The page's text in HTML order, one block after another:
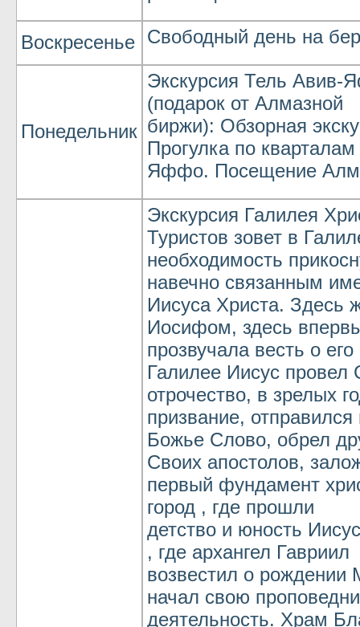
Воскресенье Свободный день на
Понедельник
Экскурсия Тель
(подарок от Алмазной
биржи): Обзорная
Прогулка по кварталам
Яффо. Посещение
Экскурсия Галилея
Туристов зовет в
необходимость
навечно связанным
Иисуса Христа. Здесь
Иосифом, здесь
прозвучала весть о
Галилее Иисус провел
отрочество, в зрелых
призвание,
Божье Слово, обрел
Своих апостолов,
первый фундамент
город , где прошли
детство и юность
, где архангел Гавриил
возвестил о рождении
начал свою
деятельность. Храм